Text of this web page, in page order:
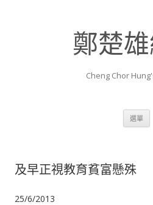
鄭楚
Cheng Chor
選單
及早正視教育貧富懸殊
25/6/2013